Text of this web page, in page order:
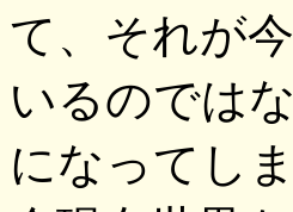
て、それが
いるのでは
になってし